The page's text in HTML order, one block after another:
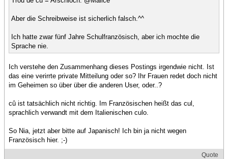
Aber die Schreibweise ist sicherlich falsch.^^
Ich hatte zwar fünf Jahre Schulfranzösisch, aber ich mochte die
Sprache nie.
Ich verstehe den Zusammenhang dieses Postings irgendwie nicht. Ist
das eine verirrte private Mitteilung oder so? Ihr Frauen redet doch nicht
im Geheimen so über über die anderen User, oder..?
cû ist tatsächlich nicht richtig. Im Französischen heißt das cul,
sprachlich verwandt mit dem Italienischen culo.
So Nia, jetzt aber bitte auf Japanisch! Ich bin ja nicht wegen
Französisch hier. ;-)
Quote